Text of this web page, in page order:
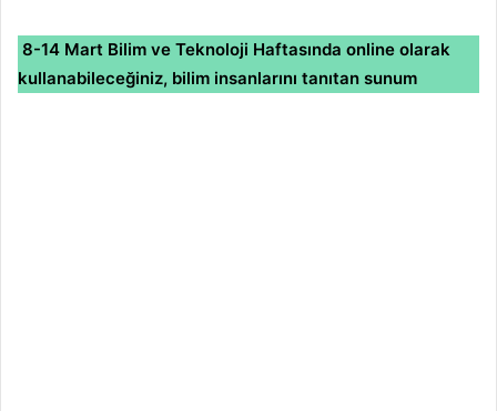
8-14 Mart Bilim ve Teknoloji Haftasında online olarak
kullanabileceğiniz, bilim insanlarını tanıtan sunum